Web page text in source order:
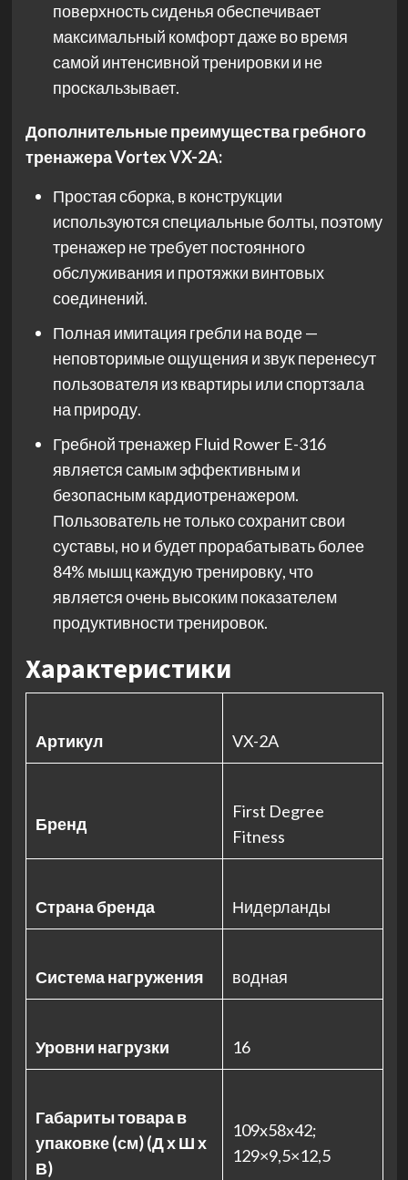
поверхность сиденья обеспечивает
максимальный комфорт даже во время
самой интенсивной тренировки и не
проскальзывает.
Дополнительные преимущества гребного
тренажера Vortex VX-2A:
Простая сборка, в конструкции
используются специальные болты, поэтому
тренажер не требует постоянного
обслуживания и протяжки винтовых
соединений.
Полная имитация гребли на воде —
неповторимые ощущения и звук перенесут
пользователя из квартиры или спортзала
на природу.
Гребной тренажер Fluid Rower E-316
является самым эффективным и
безопасным кардиотренажером.
Пользователь не только сохранит свои
суставы, но и будет прорабатывать более
84% мышц каждую тренировку, что
является очень высоким показателем
продуктивности тренировок.
Характеристики
Артикул VX-2A
Бренд
First Degree
Fitness
Страна бренда Нидерланды
Система нагружения водная
Уровни нагрузки 16
Габариты товара в
упаковке (см) (Д х Ш х
В)
109x58x42;
129×9,5×12,5